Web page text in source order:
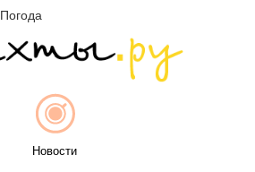
Погода
Новости